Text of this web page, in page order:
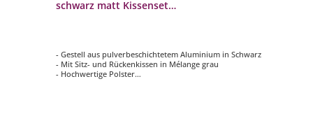
schwarz matt Kissenset
- Gestell aus pulverbeschichtetem Aluminium in Schwarz
- Mit Sitz- und Rückenkissen in Mélange grau
- Hochwertige Polster